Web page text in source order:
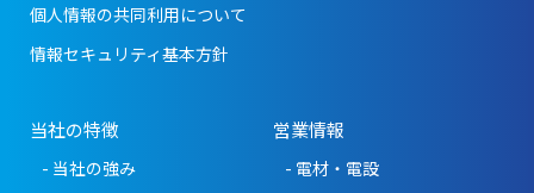
個人情報の共同利用について
情報セキュリティ基本方針
当社の特徴
- 当社の強み
営業情報
- 電材・電設